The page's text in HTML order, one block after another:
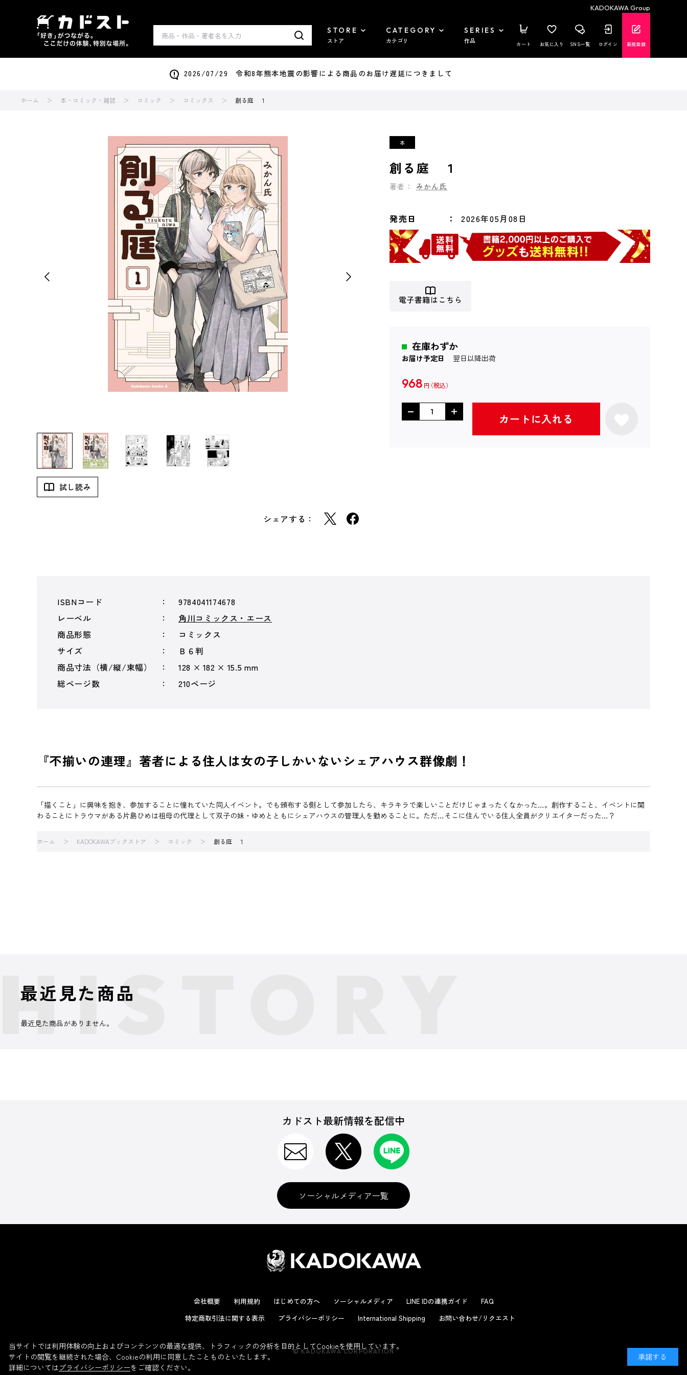
KADOKAWA Group
STORE
ストア
CATEGORY
カテゴリ
SERIES
作品 カート お気に入り SNS一覧 ログイン 新規登録
2026/07/29 令和8年熊本地震の影響による商品のお届け遅延につきまして
ホーム 本・コミック・雑誌 コミック コミックス 創る庭 １
試し読み
シェアする：
創る庭 １
著者： みかん氏
発売日 2026年05月08日
電子書籍はこちら
在庫わずか
お届け予定日 翌日以降出荷
968 円
カートに入れる
ISBNコード
9784041174678
レーベル
角川コミックス・エース
商品形態
コミックス
サイズ
Ｂ６判
商品寸法（横/縦/束幅）
128 × 182 × 15.5 mm
総ページ数
210ページ
『不揃いの連理』著者による住人は女の子しかいないシェアハウス群像劇！
「描くこと」に興味を抱き、参加することに憧れていた同人イベント。でも頒布する側として参加したら、キラキラで楽しいことだけじゃまったくなかった…。創作すること、イベントに関
わることにトラウマがある片島ひめは祖母の代理として双子の妹・ゆめとともにシェアハウスの管理人を勤めることに。ただ…そこに住んでいる住人全員がクリエイターだった…？
ホーム KADOKAWAブックストア コミック 創る庭 １
最近見た商品
最近見た商品がありません。
カドスト最新情報を配信中
ソーシャルメディア一覧
会社概要 利用規約 はじめての方へ ソーシャルメディア LINE IDの連携ガイド
FAQ
特定商取引法に関する表示
プライバシーポリシー International Shipping お問い合わせ/リクエスト
© KADOKAWA CORPORATION
当サイトでは利用体験の向上およびコンテンツの最適な提供、トラフィックの分析を目的としてCookieを使用しています。
サイトの閲覧を継続された場合、Cookieの利用に同意したことものといたします。
詳細についてはプライバシーポリシーをご確認ください。
承諾する